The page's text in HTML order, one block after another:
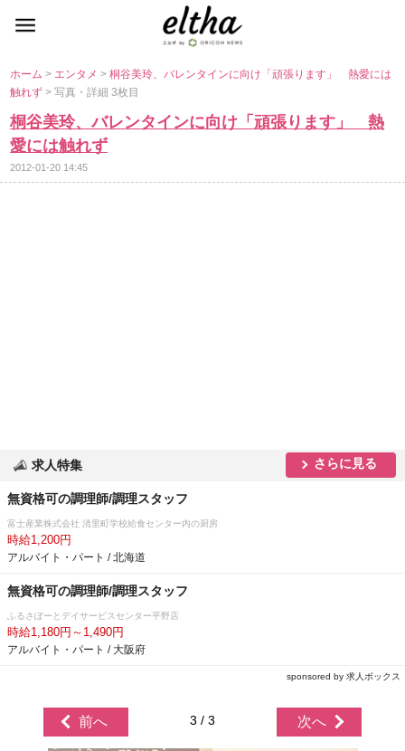
ホーム> エンタメ>桐谷美玲、バレンタインに向け「頑張ります」 熱愛には
触れず> 写真・詳細 3枚目
桐谷美玲、バレンタインに向け「頑張ります」 熱
愛には触れず
2012-01-20 14:45
求人特集 さらに見る
無資格可の調理師/調理スタッフ
富士産業株式会社 清里町学校給食センター内の厨房
時給1,200円
アルバイト・パート / 北海道
無資格可の調理師/調理スタッフ
ふるさぽーとデイサービスセンター平野店
時給1,180円～1,490円
アルバイト・パート / 大阪府
sponsored by 求人ボックス
前へ 3 / 3 次へ